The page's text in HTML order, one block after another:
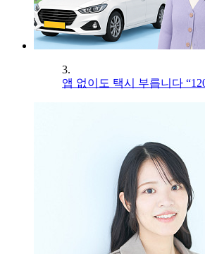
3.
앱 없이도 택시 부릅니다